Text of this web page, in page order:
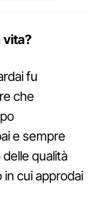
vita?
fu
che
e sempre
qualità
cui approdai